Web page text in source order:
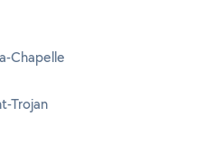
Chapelle
Trojan